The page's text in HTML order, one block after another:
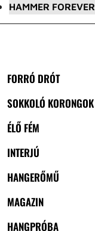
HAMMER FOREVER
FORRÓ DRÓT
SOKKOLÓ KORONGOK
ÉLŐ FÉM
INTERJÚ
HANGERŐMŰ
MAGAZIN
HANGPRÓBA